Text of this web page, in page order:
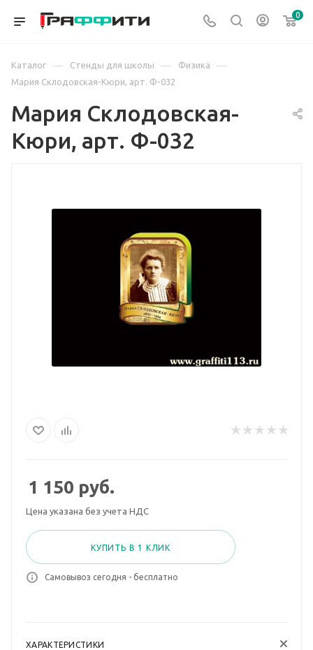
0
Каталог — Стенды для школы — Физика —
Мария Склодовская-Кюри, арт. Ф-032
Мария Склодовская-
Кюри, арт. Ф-032
1 150 руб.
Цена указана без учета НДС
КУПИТЬ В 1 КЛИК
Самовывоз сегодня - бесплатно
ХАРАКТЕРИСТИКИ